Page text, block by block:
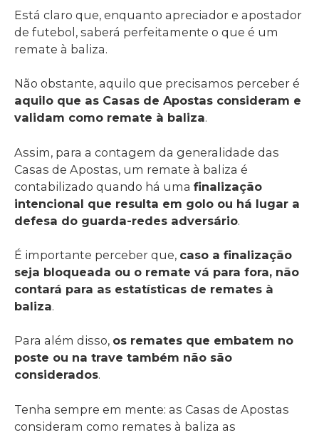
Está claro que, enquanto apreciador e apostador
de futebol, saberá perfeitamente o que é um
remate à baliza.
Não obstante, aquilo que precisamos perceber é
aquilo que as Casas de Apostas consideram e
validam como remate à baliza.
Assim, para a contagem da generalidade das
Casas de Apostas, um remate à baliza é
contabilizado quando há uma finalização
intencional que resulta em golo ou há lugar a
defesa do guarda-redes adversário.
É importante perceber que, caso a finalização
seja bloqueada ou o remate vá para fora, não
contará para as estatísticas de remates à
baliza.
Para além disso, os remates que embatem no
poste ou na trave também não são
considerados.
Tenha sempre em mente: as Casas de Apostas
consideram como remates à baliza as